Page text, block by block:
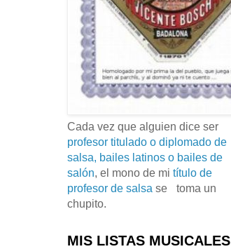
Cada vez que alguien dice ser
profesor titulado o diplomado de
salsa, bailes latinos o bailes de
salón, el mono de mi título de
profesor de salsa se
toma un
chupito.
MIS LISTAS MUSICALES